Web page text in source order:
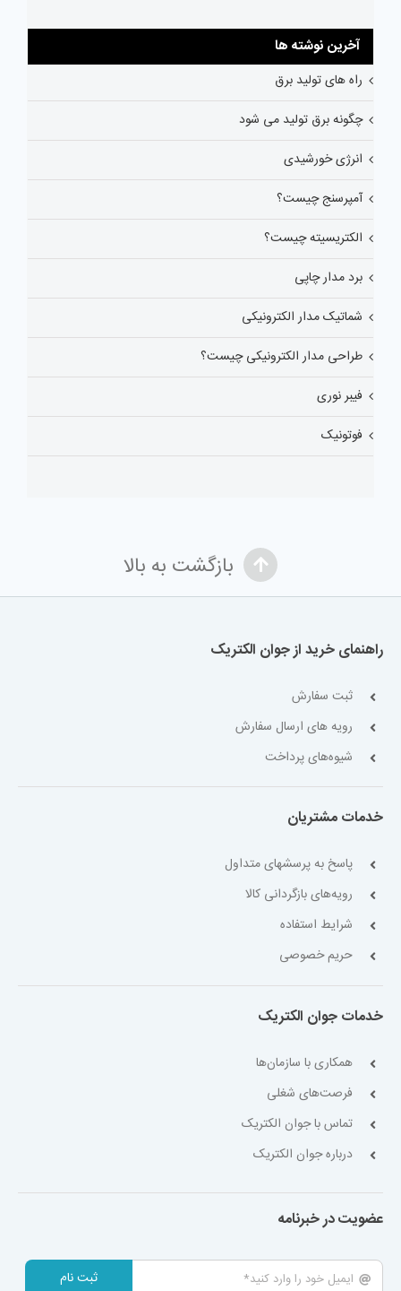
آخرین نوشته ها
راه های تولید برق
چگونه برق تولید می شود
انرژی خورشیدی
آمپرسنج چیست؟
الکتریسیته چیست؟
برد مدار چاپی
شماتیک مدار الکترونیکی
طراحی مدار الکترونیکی چیست؟
فیبر نوری
فوتونیک
بازگشت به بالا
راهنمای خرید از جوان الکتریک
ثبت سفارش
رویه های ارسال سفارش
شیوه‌های پرداخت
خدمات مشتریان
پاسخ به پرسشهای متداول
رویه‌های بازگردانی کالا
شرایط استفاده
حریم خصوصی
خدمات جوان الکتریک
همکاری با سازمان‌ها
فرصت‌های شغلی
تماس با جوان الکتریک
درباره جوان الکتریک
عضویت در خبرنامه
ثبت نام